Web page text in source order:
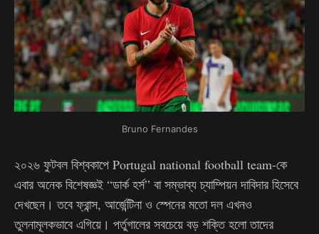
Bruno Fernandes
২০২৬ ফুটবল বিশ্বকাপে Portugal national football team-কে
এবার অনেক বিশেষজ্ঞই “ডার্ক হর্স” বা সম্ভাব্য চ্যাম্পিয়ন দাবিদার হিসেবে
দেখছেন। তবে ফ্রান্স, আর্জেন্টিনা ও স্পেনের মতো দল এখনও
তুলনামূলকভাবে এগিয়ে। পর্তুগালের সবচেয়ে বড় শক্তি হলো তাদের